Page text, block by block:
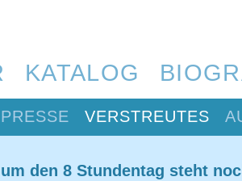
KATALOG
PRESSE VERSTREUTES
den 8 Stundentag steht